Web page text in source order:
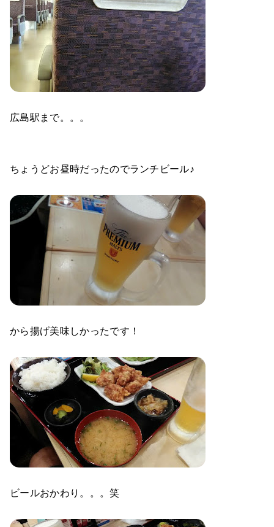
広島駅まで。。。
ちょうどお昼時だったのでランチビール♪
から揚げ美味しかったです！
ビールおかわり。。。笑